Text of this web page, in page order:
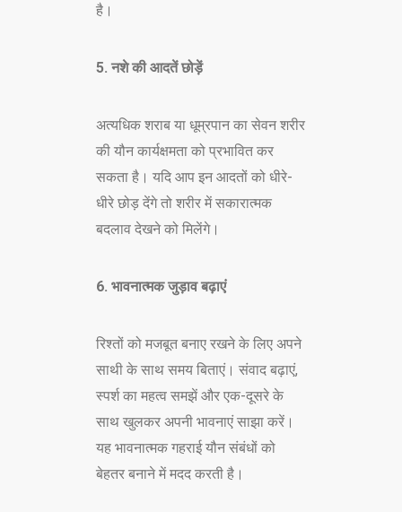
है।
5. नशे की आदतें छोड़ें
अत्यधिक शराब या धूम्रपान का सेवन शरीर
की यौन कार्यक्षमता को प्रभावित कर
सकता है। यदि आप इन आदतों को धीरे-
धीरे छोड़ देंगे तो शरीर में सकारात्मक
बदलाव देखने को मिलेंगे।
6. भावनात्मक जुड़ाव बढ़ाएं
रिश्तों को मजबूत बनाए रखने के लिए अपने
साथी के साथ समय बिताएं। संवाद बढ़ाएं,
स्पर्श का महत्व समझें और एक-दूसरे के
साथ खुलकर अपनी भावनाएं साझा करें।
यह भावनात्मक गहराई यौन संबंधों को
बेहतर बनाने में मदद करती है।